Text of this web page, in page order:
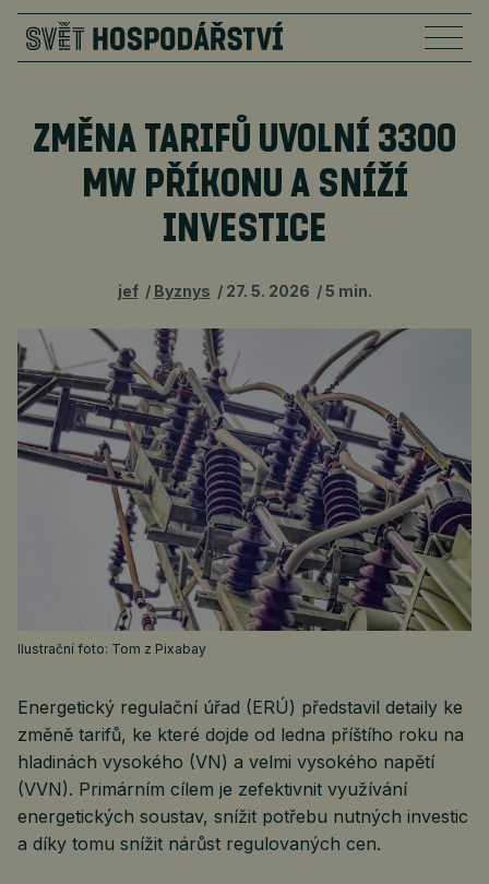
ZMĚNA TARIFŮ UVOLNÍ 3300
MW PŘÍKONU A SNÍŽÍ
INVESTICE
jef Byznys 27. 5. 2026 5 min.
Ilustrační foto: Tom z Pixabay
Energetický regulační úřad (ERÚ) představil detaily ke
změně tarifů, ke které dojde od ledna příštího roku na
hladinách vysokého (VN) a velmi vysokého napětí
(VVN). Primárním cílem je zefektivnit využívání
energetických soustav, snížit potřebu nutných investic
a díky tomu snížit nárůst regulovaných cen.